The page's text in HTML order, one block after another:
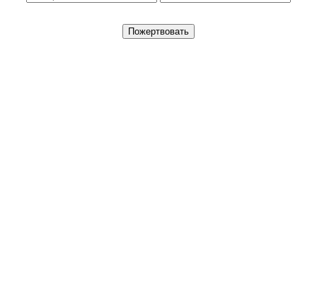
Пожертвовать